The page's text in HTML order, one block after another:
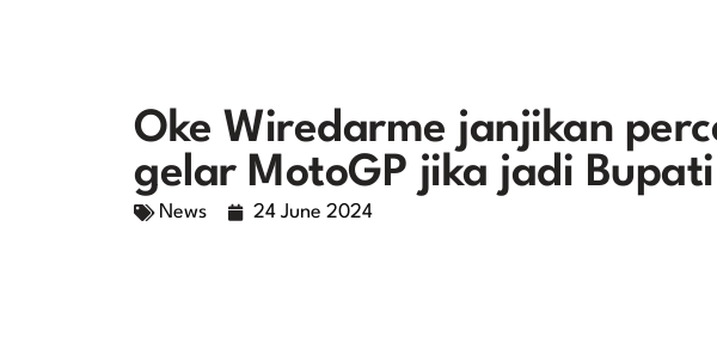
Oke Wiredarme janjikan
gelar MotoGP jika jadi
News 24 June 2024